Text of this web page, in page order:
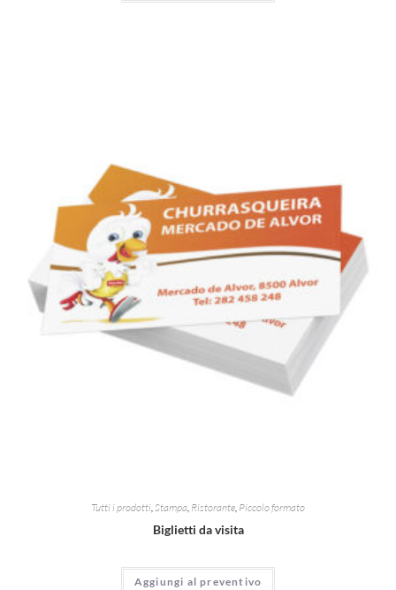
Tutti i prodotti,Stampa, Ristorante, Piccolo formato
Biglietti da visita
Aggiungi al preventivo